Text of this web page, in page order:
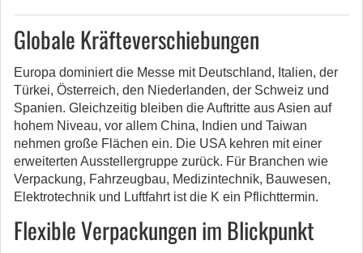
Globale Kräfteverschiebungen
Europa dominiert die Messe mit Deutschland, Italien, der
Türkei, Österreich, den Niederlanden, der Schweiz und
Spanien. Gleichzeitig bleiben die Auftritte aus Asien auf
hohem Niveau, vor allem China, Indien und Taiwan
nehmen große Flächen ein. Die USA kehren mit einer
erweiterten Ausstellergruppe zurück. Für Branchen wie
Verpackung, Fahrzeugbau, Medizintechnik, Bauwesen,
Elektrotechnik und Luftfahrt ist die K ein Pflichttermin.
Flexible Verpackungen im Blickpunkt